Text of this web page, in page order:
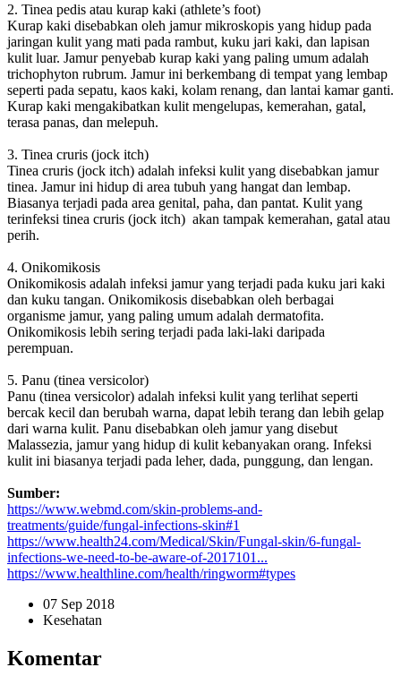
2. Tinea pedis atau kurap kaki (athlete’s foot)
Kurap kaki disebabkan oleh jamur mikroskopis yang hidup pada
jaringan kulit yang mati pada rambut, kuku jari kaki, dan lapisan
kulit luar. Jamur penyebab kurap kaki yang paling umum adalah
trichophyton rubrum. Jamur ini berkembang di tempat yang lembap
seperti pada sepatu, kaos kaki, kolam renang, dan lantai kamar ganti.
Kurap kaki mengakibatkan kulit mengelupas, kemerahan, gatal,
terasa panas, dan melepuh.
3. Tinea cruris (jock itch)
Tinea cruris (jock itch) adalah infeksi kulit yang disebabkan jamur
tinea. Jamur ini hidup di area tubuh yang hangat dan lembap.
Biasanya terjadi pada area genital, paha, dan pantat. Kulit yang
terinfeksi tinea cruris (jock itch) akan tampak kemerahan, gatal atau
perih.
4. Onikomikosis
Onikomikosis adalah infeksi jamur yang terjadi pada kuku jari kaki
dan kuku tangan. Onikomikosis disebabkan oleh berbagai
organisme jamur, yang paling umum adalah dermatofita.
Onikomikosis lebih sering terjadi pada laki-laki daripada
perempuan.
5. Panu (tinea versicolor)
Panu (tinea versicolor) adalah infeksi kulit yang terlihat seperti
bercak kecil dan berubah warna, dapat lebih terang dan lebih gelap
dari warna kulit. Panu disebabkan oleh jamur yang disebut
Malassezia, jamur yang hidup di kulit kebanyakan orang. Infeksi
kulit ini biasanya terjadi pada leher, dada, punggung, dan lengan.
Sumber:
https://www.webmd.com/skin-problems-and-
treatments/guide/fungal-infections-skin#1
https://www.health24.com/Medical/Skin/Fungal-skin/6-fungal-
infections-we-need-to-be-aware-of-2017101...
https://www.healthline.com/health/ringworm#types
07 Sep 2018
Kesehatan
Komentar